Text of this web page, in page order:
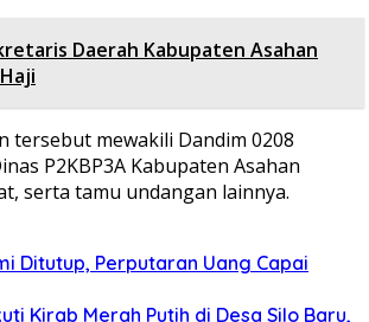
Daerah Kabupaten Asahan
tersebut mewakili Dandim 0208
P2KBP3A Kabupaten Asahan
serta tamu undangan lainnya.
Ditutup, Perputaran Uang Capai
Kirab Merah Putih di Desa Silo Baru,